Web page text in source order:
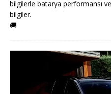
bilgilerle batarya performansı
bilgiler.
🚚